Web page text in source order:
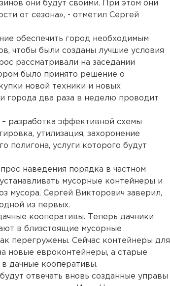
они будут своими. При этом они
от сезона», - отметил Сергей
обеспечить город необходимым
чтобы были созданы лучшие условия
рассматривали на заседании
было принято решение о
новой техники и новых
города два раза в неделю проводит
разработка эффективной схемы
утилизация, захоронение
полигона, услуги которого будут
наведения порядка в частном
мусорные контейнеры и
мусора. Сергей Викторович заверил,
из первых.
кооперативы. Теперь дачники
в близстоящие мусорные
перегружены. Сейчас контейнеры для
новые евроконтейнеры, а старые
дачные кооперативы.
отвечать вновь созданные управы